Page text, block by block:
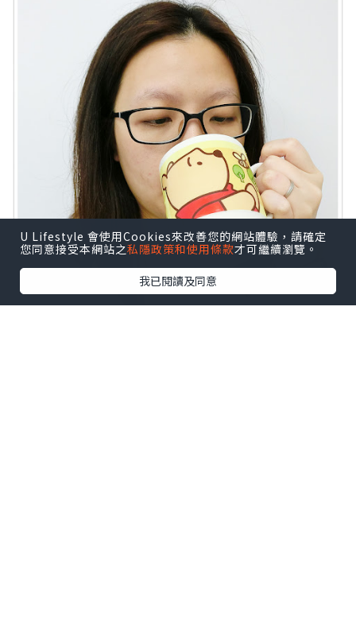
U Lifestyle 會使用Cookies來改善您的網站體驗，請確定
您同意接受本網站之私隱政策和使用條款才可繼續瀏覽。
我已閱讀及同意